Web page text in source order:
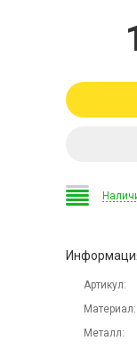
Артикул
Материал
Металл